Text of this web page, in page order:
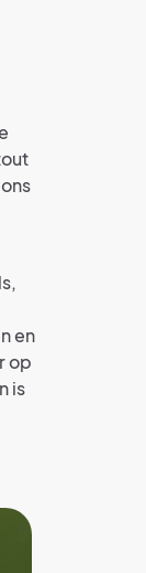
en
op
is